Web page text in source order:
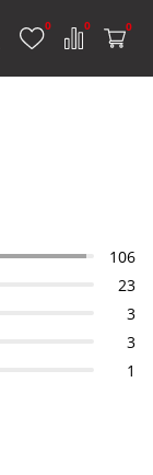
0 0 0
1066
23
3
3
1